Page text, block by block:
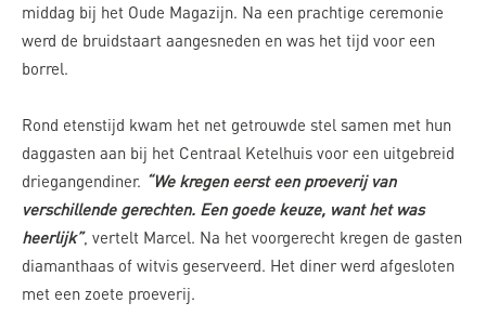
middag bij het Oude Magazijn. Na een prachtige ceremonie
werd de bruidstaart aangesneden en was het tijd voor een
borrel.
Rond etenstijd kwam het net getrouwde stel samen met hun
daggasten aan bij het Centraal Ketelhuis voor een uitgebreid
driegangendiner. “We kregen eerst een proeverij van
verschillende gerechten. Een goede keuze, want het was
heerlijk”, vertelt Marcel. Na het voorgerecht kregen de gasten
diamanthaas of witvis geserveerd. Het diner werd afgesloten
met een zoete proeverij.